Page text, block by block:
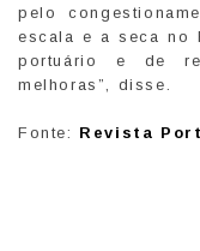
pelo
escala e a seca no
portuário e de
melhoras”, disse.
Fonte: Revista